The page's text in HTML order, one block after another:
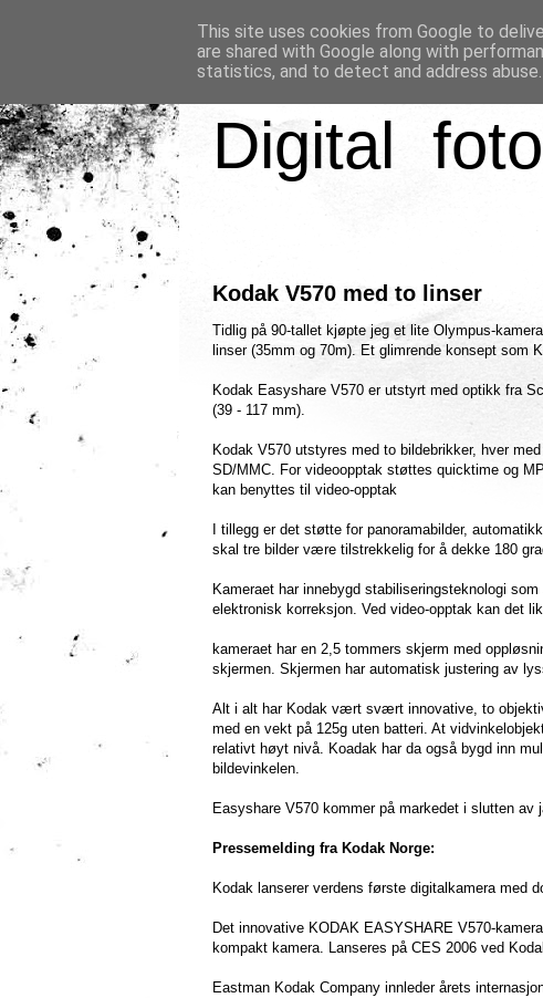
Digital
Kodak V570 med to linser
Tidlig på 90-tallet kjøpte jeg et lite Olympus-
linser (35mm og 70m). Et glimrende konsept som
Kodak Easyshare V570 er utstyrt med optikk fra
(39 - 117 mm).
Kodak V570 utstyres med to bildebrikker, hver
SD/MMC. For videoopptak støttes quicktime og
kan benyttes til video-opptak
I tillegg er det støtte for panoramabilder,
skal tre bilder være tilstrekkelig for å dekke 180
Kameraet har innebygd stabiliseringsteknologi
elektronisk korreksjon. Ved video-opptak kan det
kameraet har en 2,5 tommers skjerm med
skjermen. Skjermen har automatisk justering av
Alt i alt har Kodak vært svært innovative, to
med en vekt på 125g uten batteri. At
relativt høyt nivå. Koadak har da også bygd inn
bildevinkelen.
Easyshare V570 kommer på markedet i slutten av
Pressemelding fra Kodak Norge:
Kodak lanserer verdens første digitalkamera med
Det innovative KODAK EASYSHARE V570-
kompakt kamera. Lanseres på CES 2006 ved
Eastman Kodak Company innleder årets
This site uses cookies from Google to
are shared with Google along with
statistics, and to detect and address abuse.